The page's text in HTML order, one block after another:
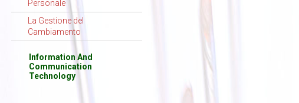
Personale
La Gestione del
Cambiamento
Information And
Communication
Technology